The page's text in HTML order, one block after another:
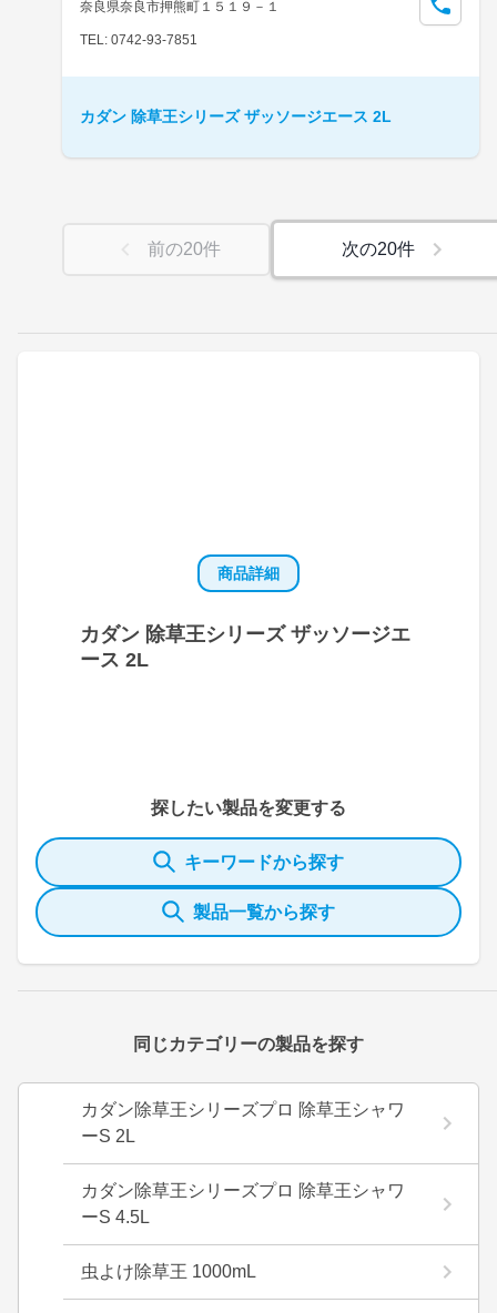
商品詳細
カダン 除草王シリーズ ザッソージエ
ース 2L
探したい製品を変更する
キーワードから探す
製品一覧から探す
同じカテゴリーの製品を探す
カダン除草王シリーズプロ 除草王シャワ
ーS 2L
カダン除草王シリーズプロ 除草王シャワ
ーS 4.5L
虫よけ除草王 1000mL
奈良県奈良市押熊町１５１９－１
TEL: 0742-93-7851
カダン 除草王シリーズ ザッソージエース 2L
前の20件 次の20件